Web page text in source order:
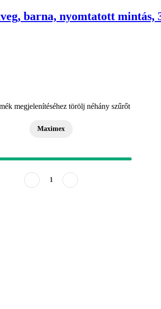
barna, nyomtatott mintás,
megjelenítéséhez törölj néhány szűrőt
Maximex
1